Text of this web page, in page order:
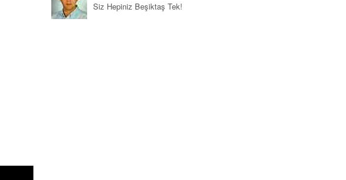
Siz Hepiniz Beşiktaş Tek!